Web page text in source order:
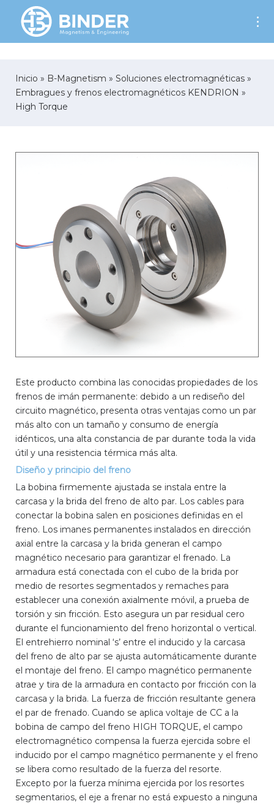
AW-701899760
Inicio » B-Magnetism » Soluciones electromagnéticas »
Embragues y frenos electromagnéticos KENDRION »
High Torque
Este producto combina las conocidas propiedades de los
frenos de imán permanente: debido a un rediseño del
circuito magnético, presenta otras ventajas como un par
más alto con un tamaño y consumo de energía
idénticos, una alta constancia de par durante toda la vida
útil y una resistencia térmica más alta.
Diseño y principio del freno
La bobina firmemente ajustada se instala entre la
carcasa y la brida del freno de alto par. Los cables para
conectar la bobina salen en posiciones definidas en el
freno. Los imanes permanentes instalados en dirección
axial entre la carcasa y la brida generan el campo
magnético necesario para garantizar el frenado. La
armadura está conectada con el cubo de la brida por
medio de resortes segmentados y remaches para
establecer una conexión axialmente móvil, a prueba de
torsión y sin fricción. Esto asegura un par residual cero
durante el funcionamiento del freno horizontal o vertical.
El entrehierro nominal ‘s’ entre el inducido y la carcasa
del freno de alto par se ajusta automáticamente durante
el montaje del freno. El campo magnético permanente
atrae y tira de la armadura en contacto por fricción con la
carcasa y la brida. La fuerza de fricción resultante genera
el par de frenado. Cuando se aplica voltaje de CC a la
bobina de campo del freno HIGH TORQUE, el campo
electromagnético compensa la fuerza ejercida sobre el
inducido por el campo magnético permanente y el freno
se libera como resultado de la fuerza del resorte.
Excepto por la fuerza mínima ejercida por los resortes
segmentarios, el eje a frenar no está expuesto a ninguna